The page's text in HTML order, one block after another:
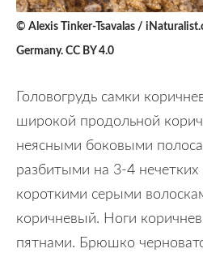
© Alexis Tinker-Tsavalas /
Germany. CC BY 4.0
Головогрудь самки
широкой продольной
неясными боковыми
разбитыми на 3-4
короткими серыми
коричневый. Ноги
пятнами. Брюшко